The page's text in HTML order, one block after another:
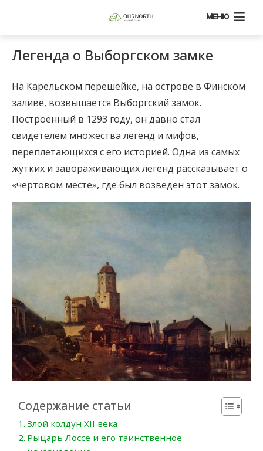
МЕНЮ
Легенда о Выборгском замке
На Карельском перешейке, на острове в Финском
заливе, возвышается Выборгский замок.
Построенный в 1293 году, он давно стал
свидетелем множества легенд и мифов,
переплетающихся с его историей. Одна из самых
жутких и завораживающих легенд рассказывает о
«чертовом месте», где был возведен этот замок.
Содержание статьи
Злой колдун XII века
Рыцарь Лоссе и его таинственное